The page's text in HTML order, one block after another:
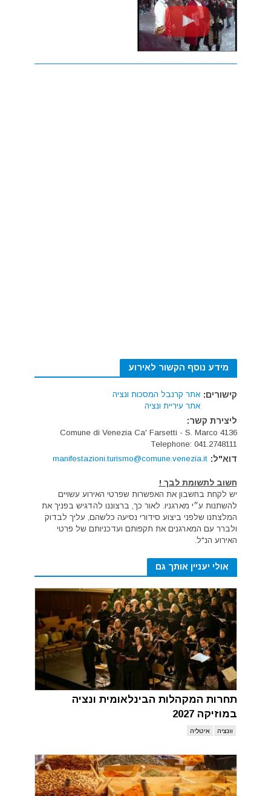
מידע נוסף הקשור לאירוע
קישורים: אתר קרנבל המסכות ונציה
אתר עיריית ונציה
ליצירת קשר:
Comune di Venezia Ca' Farsetti - S. Marco 4136
Telephone: 041.2748111
דוא"ל: manifestazioni.turismo@comune.venezia.it
חשוב לתשומת לבך !
יש לקחת בחשבון את האפשרות שפרטי האירוע עשויים
להשתנות ע״י מארגניו. לאור כך, ברצוננו להדגיש בפניך את
המלצתנו שלפני ביצוע סידורי נסיעה כלשהם, עליך לבדוק
ולברר עם המארגנים את תקפותם ועדכניותם של פרטי
האירוע הנ"ל.
אולי יעניין אותך גם
תחרות המקהלות הבינלאומית ונציה
במוזיקה 2027
וונציה איטליה